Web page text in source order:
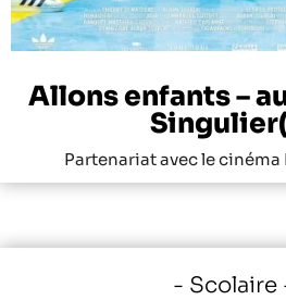
Allons enfants –
Partenariat avec le cinéma
Scolaire